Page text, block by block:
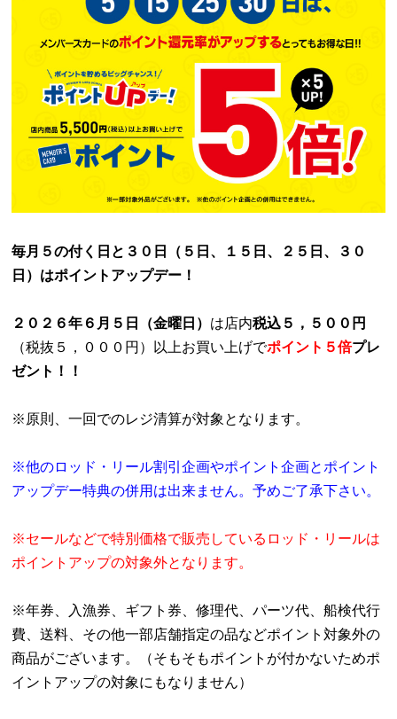
毎月５の付く日と３０日（５日、１５日、２５日、３０
日）はポイントアップデー！
２０２６年６月５日（金曜日） は店内税込５，５００円
（税抜５，０００円）以上お買い上げでポイント５倍プレ
ゼント！！
※ 原則、一回でのレジ清算が対象となります。
※他のロッド・リール割引企画やポイント企画とポイント
アップデー特典の併用は出来ません。予めご了承下さい。
※セールなどで特別価格で販売しているロッド・リールは
ポイントアップの対象外となります。
※年券、入漁券、ギフト券、修理代、パーツ代、船検代行
費、送料、その他一部店舗指定の品などポイント対象外の
商品がございます。（そもそもポイントが付かないためポ
イントアップの対象にもなりません）